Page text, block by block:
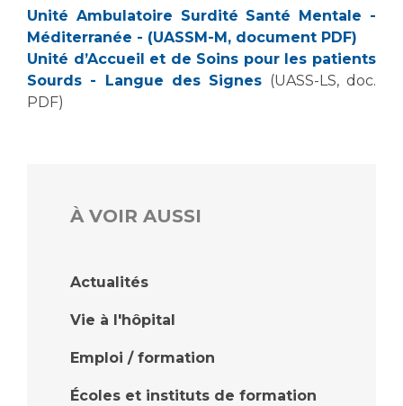
Unité Ambulatoire Surdité Santé Mentale -
Méditerranée - (UASSM-M, document PDF)
Unité d’Accueil et de Soins pour les patients
Sourds - Langue des Signes (UASS-LS, doc.
PDF)
À VOIR AUSSI
Actualités
Vie à l'hôpital
Emploi / formation
Écoles et instituts de formation